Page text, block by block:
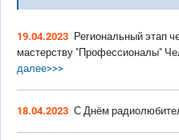
19.04.2023 Региональный этап
мастерству "Профессионалы"
далее>>>
18.04.2023 С Днём